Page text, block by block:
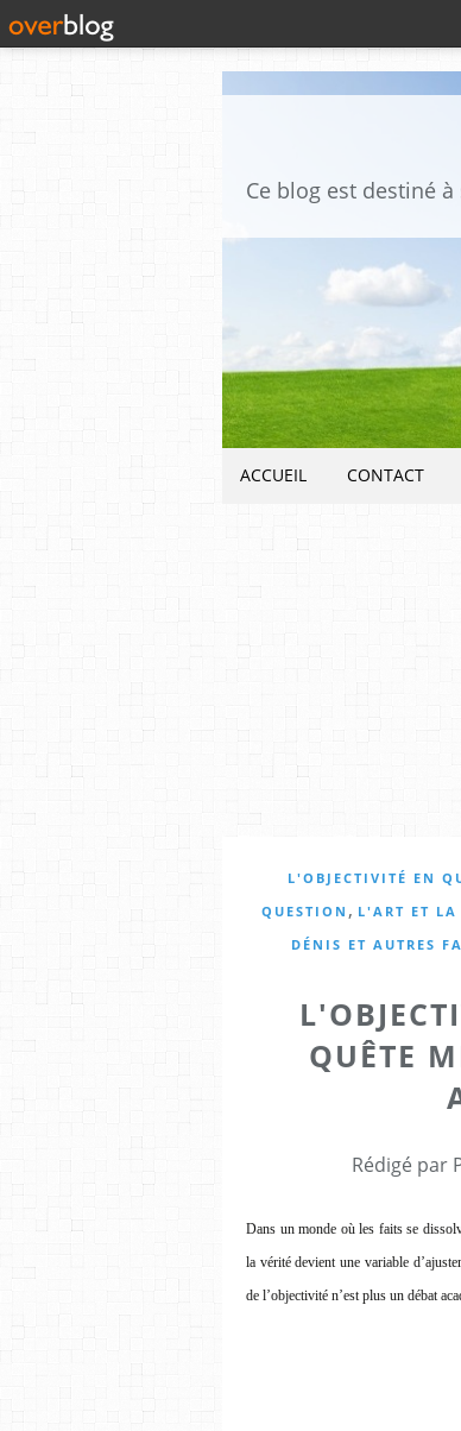
ACCUEIL CONTACT
L'OBJECTIVITÉ EN
QUESTION , L'ART ET
DÉNIS ET AUTRES
QUÊTE
Rédigé par
Dans un monde où les faits se
la vérité devient une variable
de l’objectivité n’est plus un débat